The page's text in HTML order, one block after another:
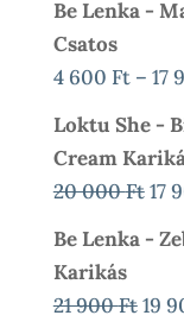
Be Lenka -
Csatos
4 600 Ft – 17
Loktu She -
Cream
20 000Ft17
Be Lenka -
Karikás
21 900Ft19